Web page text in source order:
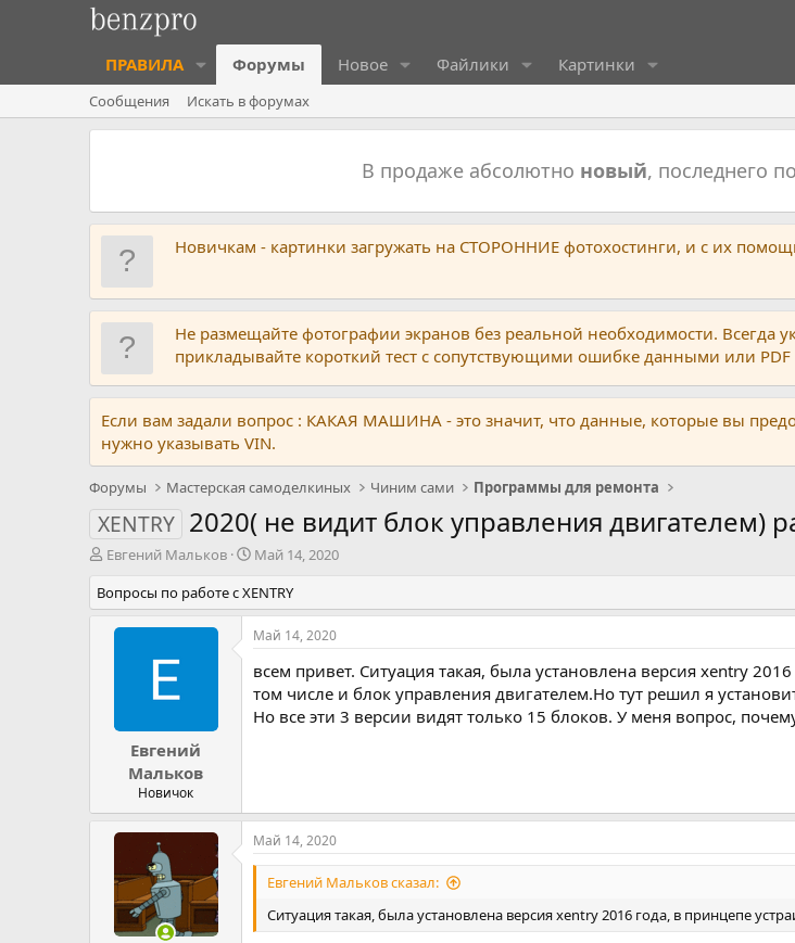
ПРАВИЛА Форумы Новое Файлики Картинки
Сообщения Искать в форумах
В продаже абсолютно новый, последнего
Новичкам - картинки загружать на СТОРОННИЕ фотохостинги, и с их
Не размещайте фотографии экранов без реальной необходимости.
прикладывайте короткий тест с сопутствующими ошибке данными или
Если вам задали вопрос : КАКАЯ МАШИНА - это значит, что данные, которые вы
нужно указывать VIN.
Форумы Мастерская самоделкиных Чиним сами Программы для ремонта
XENTRY 2020( не видит блок управления двигателем)
А
т
о
Евгений Мальков
Д
т
а
н
а
ч
а
л
а
Май 14, 2020
Вопросы по работе с XENTRY
Евгений
Мальков
Новичок
Май 14, 2020
всем привет. Ситуация такая, была установлена версия xentry
том числе и блок управления двигателем.Но тут решил я
Но все эти 3 версии видят только 15 блоков. У меня вопрос,
Май 14, 2020
Евгений Мальков сказал:
Ситуация такая, была установлена версия xentry 2016 года, в принцепе